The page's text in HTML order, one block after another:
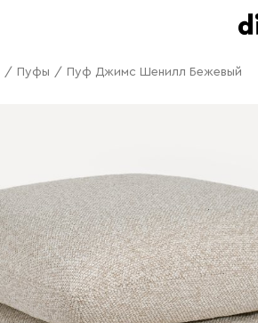
/ Пуфы / Пуф Джимс Шенилл Бежевый